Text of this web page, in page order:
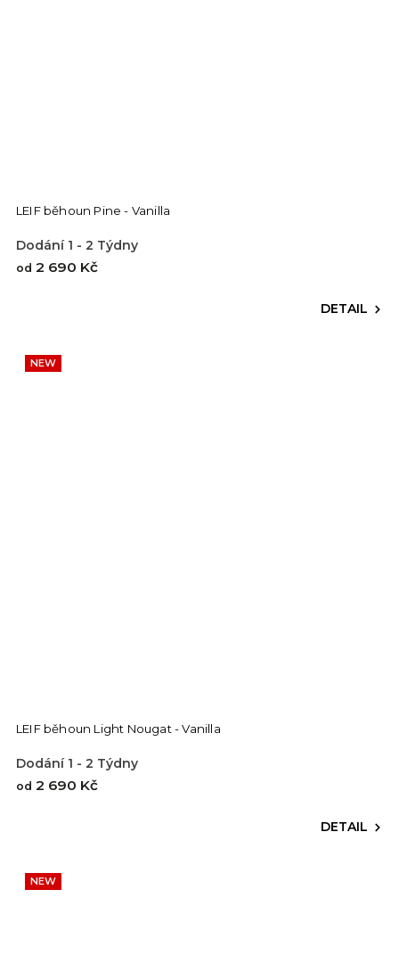
LEIF běhoun Pine - Vanilla
Dodání 1 - 2 Týdny
od 2 690 Kč
DETAIL
NEW
LEIF běhoun Light Nougat - Vanilla
Dodání 1 - 2 Týdny
od 2 690 Kč
DETAIL
NEW